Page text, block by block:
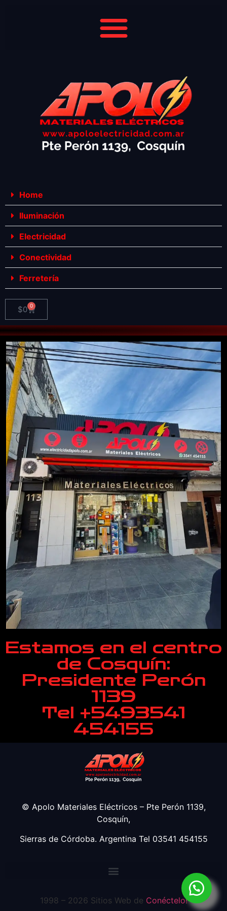
Home
Iluminación
Electricidad
Conectividad
Ferretería
$0 0
Estamos en el centro
de Cosquín:
Presidente Perón
1139
Tel +5493541
454155
© Apolo Materiales Eléctricos – Pte Perón 1139,
Cosquín,
Sierras de Córdoba. Argentina Tel 03541 454155
1998 – 2026 Sitios Web de Conéctelo!